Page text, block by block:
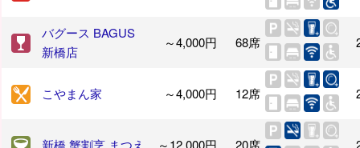
バグース BAGUS
新橋店
～4,000円 68席
こやまん家 ～4,000円 12席
新橋 蟹割烹 まつえ ～12,000円 20席